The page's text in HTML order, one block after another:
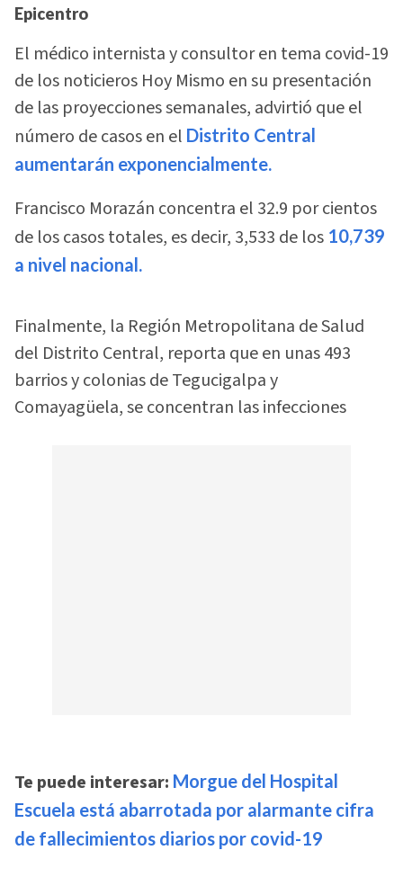
Epicentro
El médico internista y consultor en tema covid-19
de los noticieros Hoy Mismo en su presentación
de las proyecciones semanales, advirtió que el
número de casos en el Distrito Central
aumentarán exponencialmente.
Francisco Morazán concentra el 32.9 por cientos
de los casos totales, es decir, 3,533 de los 10,739
a nivel nacional.
Finalmente, la Región Metropolitana de Salud
del Distrito Central, reporta que en unas 493
barrios y colonias de Tegucigalpa y
Comayagüela, se concentran las infecciones
Te puede interesar: Morgue del Hospital
Escuela está abarrotada por alarmante cifra
de fallecimientos diarios por covid-19